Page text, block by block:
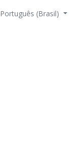
Português (Brasil)